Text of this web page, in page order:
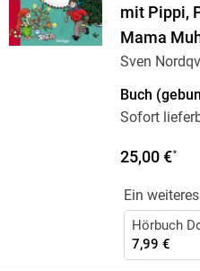
mit Pippi,
Mama
Sven
Wieslander
Buch
Sofort
25,00 €*
Ein
Hörbuch
7,99 €